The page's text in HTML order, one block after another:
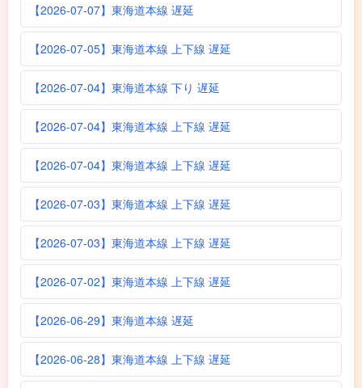
【2026-07-07】東海道本線 遅延
【2026-07-05】東海道本線 上下線 遅延
【2026-07-04】東海道本線 下り 遅延
【2026-07-04】東海道本線 上下線 遅延
【2026-07-04】東海道本線 上下線 遅延
【2026-07-03】東海道本線 上下線 遅延
【2026-07-03】東海道本線 上下線 遅延
【2026-07-02】東海道本線 上下線 遅延
【2026-06-29】東海道本線 遅延
【2026-06-28】東海道本線 上下線 遅延